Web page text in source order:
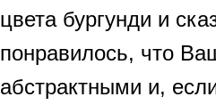
цвета бургунди и
понравилось, что
абстрактными и,